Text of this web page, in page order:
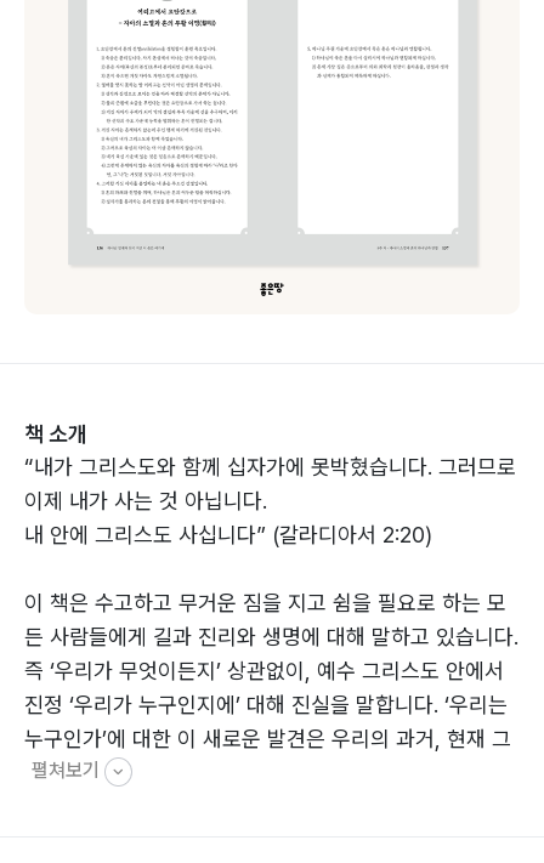
책 소개
“내가 그리스도와 함께 십자가에 못박혔습니다. 그러므로
이제 내가 사는 것 아닙니다.
내 안에 그리스도 사십니다” (갈라디아서 2:20)
이 책은 수고하고 무거운 짐을 지고 쉼을 필요로 하는 모
든 사람들에게 길과 진리와 생명에 대해 말하고 있습니다.
즉 ‘우리가 무엇이든지’ 상관없이, 예수 그리스도 안에서
진정 ‘우리가 누구인지에’ 대해 진실을 말합니다. ‘우리는
누구인가’에 대한 이 새로운 발견은 우리의 과거, 현재 그
리고 미래에 있어서 새로운 빛을 가져옵니다.
펼쳐보기